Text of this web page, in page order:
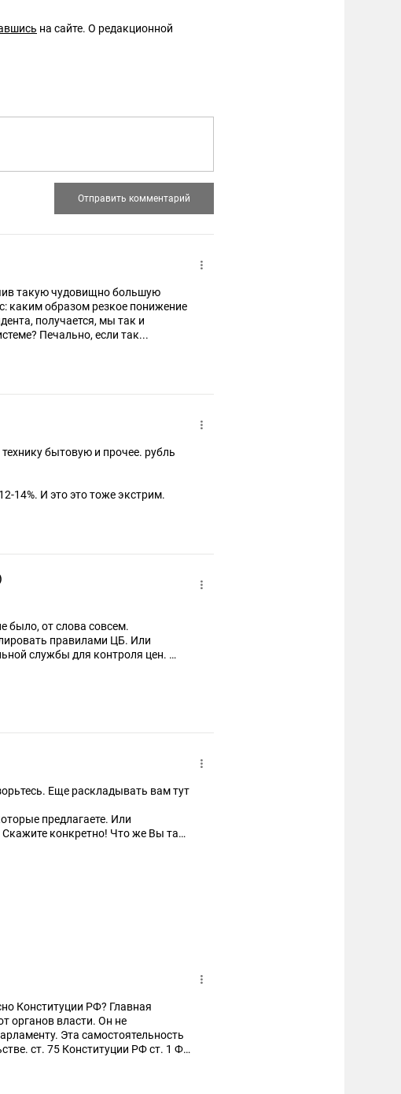
на сайте. О редакционной
такую чудовищно большую
каким образом резкое понижение
получается, мы так и
Печально, если так...
бытовую и прочее. рубль
14%. И это это тоже экстрим.
было, от слова совсем.
правилами ЦБ. Или
службы для контроля цен.
можно спрос на валюту
Еще раскладывать вам тут
предлагаете. Или
конкретно! Что же Вы так
по факту будет рыночный курс.
Конституции РФ? Главная
органов власти. Он не
Эта самостоятельность
ст. 75 Конституции РФ ст. 1 ФЗ